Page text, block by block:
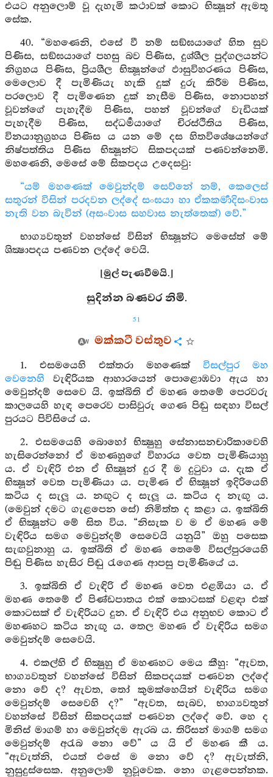
එයට අනුලොම් වූ දැහැමි කථාවක් කොට භික්‍ෂූන් ඇමතූ
සේක.
40. “මහණෙනි, එසේ වී නම් සඞ්ඝයාගේ හිත සුව
පිණිස, සඞ්ඝයාගේ පහසු බව පිණිස, දුශ්ශීල පුද්ගලයන්ට
නිග්‍රහය පිණිස, ප්‍රියශීල භික්‍ෂූන්ගේ ඵාසුවිහරණය පිණිස,
මෙලොව දී පැමිණියැ හැකි දුක් දුරු කිරීම පිණිස,
පරලොව දී පැමිණෙන දුක් නැසීම පිණිස, නොපහන්
වූවන්ගේ පැහැදීම පිණිස, පහන් වූවන්ගේ වැඩියක්
පැහැදීම පිණිස, සද්ධර්‍මයාගේ චිරස්ථිතිය පිණිස,
විනයානුග්‍රහය පිණිස ය යන මේ දස හිතවිශේෂයන්ගේ
නිෂ්පත්තිය පිණිස භික්‍ෂූන්ට සිකපදයක් පණවන්නෙමි.
මහණෙනි, මෙසේ මේ සිකපදය උදෙසවු:
“යම් මහණෙක් මෙවුන්දම් සෙව්නේ නම්, කෙලෙස්
සතුරන් විසින් පරදවන ලද්දේ සංඝයා හා ඒකකර්‍මාදිසංවාස
නැති වන බැවින් (අසංවාස සහවාස නැත්තෙක්) වේ.”
භාග්‍යවතුන් වහන්සේ විසින් භික්‍ෂූන්ට මෙසේත් මේ
ශික්‍ෂාපදය පණවන ලද්දේ වෙයි.
[මුල් පැණවීමයි.]
සුදින්න බණවර නිමි.
51
මක්කටී වස්තුව
1. එසමයෙහි එක්තරා මහණෙක් විසල්පුර මහ
වෙනෙහි වැඳිරියක ආහාරයෙන් පොළොඹවා ඇය හා
මෙවුන්දම් සෙවෙ යි. ඉක්බිති ඒ මහණ තෙමේ පෙරවරු
කාලයෙහි හැඳ පෙරෙව පාසිවුරු ගෙණ පිඬු සඳහා විසල්
පුරයට පිවිසියේ ය.
2. එසමයෙහි බොහෝ භික්‍ෂුහු සේනාසනචාරිකාවෙහි
හැසිරෙන්නෝ ඒ මහණහුගේ විහාරය වෙත පැමිණියාහු
ය. ඒ වැඳිරි එන ඒ භික්‍ෂූන් දුර දී ම දුටුවා ය. දැක ඒ
භික්‍ෂූන් වෙත පැමිණියා ය. පැමිණ ඒ භික්‍ෂූන් ඉදිරියෙහි
කටිය ද සැලූ ය. නඟුට ද සැලූ ය. කටිය ද නැඟු ය.
(මෙවුන් දමට ගැළපෙන සේ) නිමිත්ත ද කළා ය. ඉක්බිති
ඒ භික්‍ෂූන්ට මේ සිත විය. “නිසැක ව ම ඒ මහණ මේ
වැඳිරිය සමග මෙවුන්දම් සෙවෙයි යනුයි” ඔහු පසෙක
සැඟවුනාහු ය. ඉක්බිති ඒ මහණ තෙමේ විසල්පුරයෙහි
පිඬු පිණිස හැසිර පිඬු රැගෙණ ආපසු පැමිණියේ ය.
3. ඉක්බිති ඒ වැඳිරි ඒ මහණ වෙත එළඹියා ය. ඒ
මහණ තෙමේ ඒ පිණ්ඩපාතය එක් කොටසක් වළඳා එක්
කොටසක් ඒ වැඳිරියට දුන. ඒ වැඳිරි එය අනුභව කොට ඒ
මහණහට කටිය නැඟූ ය. තෙල මහණ ඒ වැඳිරිය සමග
මෙවුන්දම් සෙවෙයි.
4. එකල්හි ඒ භික්‍ෂුහු ඒ මහණහට මෙය කීහු: “ඇවත,
භාග්‍යවතුන් වහන්සේ විසින් සිකපදයක් පණවන ලද්දේ
නො වේ ද? ඇවත, තෝ කුමක්හෙයින් වැඳිරිය සමග
මෙවුන්දම් සෙවෙහි ද?” “ඇවත, සැබව, භාග්‍යවතුන්
වහන්සේ විසින් සිකපදයක් පණවන ලද්දේ වේ. හෙ ද
මිනිස් මාගම් හා මෙවුන්දම ඇරබ ය. තිරිසන් මාගම් සමග
මෙවුන්දම් අරැබ නො වේ” ය යි ඒ මහණ කී ය.
“ඇවැත්නි, එයත් එසේ ම නො වේ ද? ඇවැත්නි,
නුසුදුස්සෙක. අනුලොම් නුවූවෙක. නො ගැළපෙන්නක.